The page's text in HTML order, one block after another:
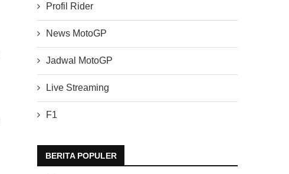
Profil Rider
News MotoGP
Jadwal MotoGP
Live Streaming
F1
BERITA POPULER